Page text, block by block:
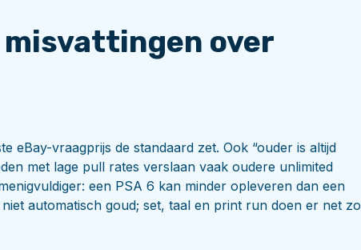
over
eBay-vraagprijs de standaard zet. Ook “ouder is altijd
met lage pull rates verslaan vaak oudere unlimited
een PSA 6 kan minder opleveren dan een
automatisch goud; set, taal en print run doen er net zo